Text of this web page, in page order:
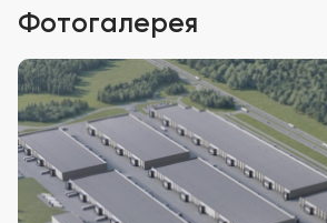
Фотогалерея